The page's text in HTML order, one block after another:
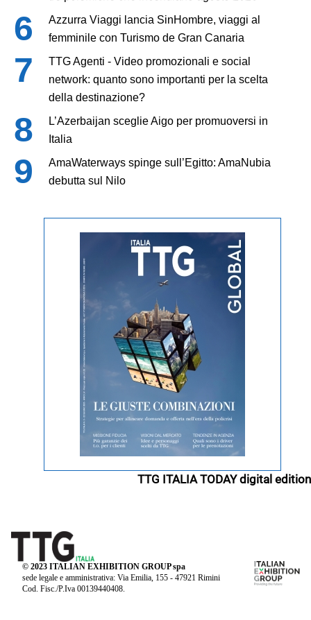
Azzurra Viaggi lancia SinHombre, viaggi al
femminile con Turismo de Gran Canaria
TTG Agenti - Video promozionali e social
network: quanto sono importanti per la scelta
della destinazione?
L’Azerbaijan sceglie Aigo per promuoversi in
Italia
AmaWaterways spinge sull’Egitto: AmaNubia
debutta sul Nilo
TTG ITALIA TODAY digital edition
© 2023 ITALIAN EXHIBITION GROUP spa
sede legale e amministrativa: Via Emilia, 155 - 47921 Rimini
Cod. Fisc./P.Iva 00139440408.